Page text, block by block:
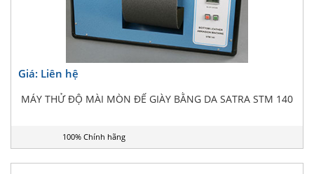
Giá: Liên hệ
MÁY THỬ ĐỘ MÀI MÒN ĐẾ GIÀY BẰNG DA SATRA STM 140
100% Chính hãng